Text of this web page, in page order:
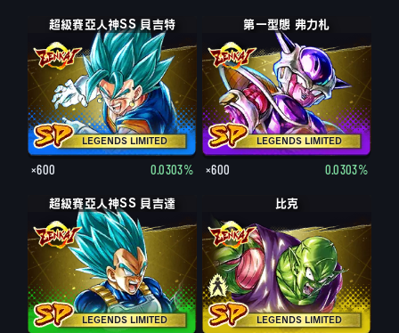
LEGENDS LIMITED
超級賽亞人神SS 貝吉特
×600 0.0303%
LEGENDS LIMITED
第一型態 弗力札
×600 0.0303%
LEGENDS LIMITED
超級賽亞人神SS 貝吉達
LEGENDS LIMITED
比克